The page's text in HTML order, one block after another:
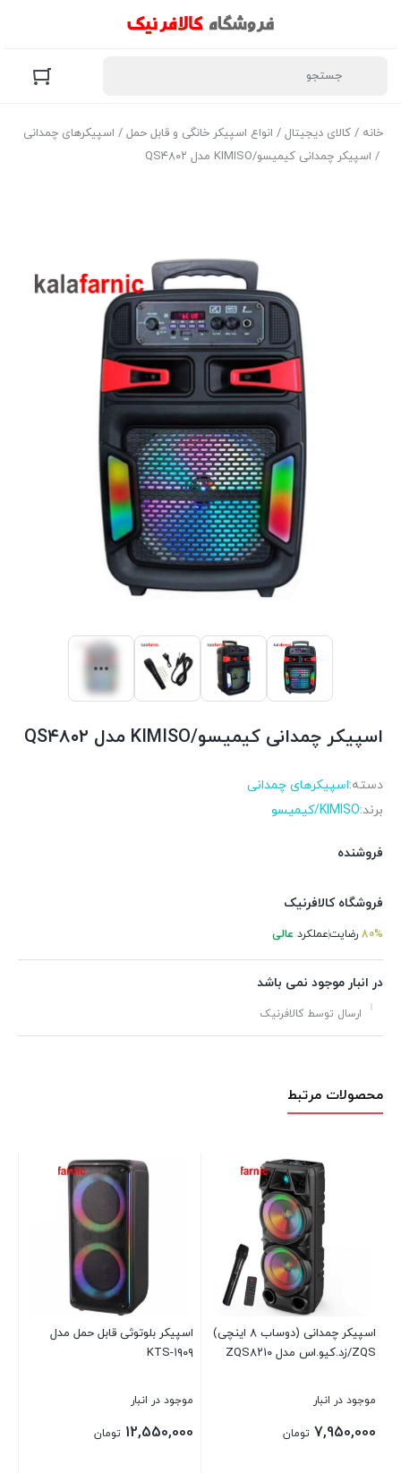
خانه / کالای دیجیتال / انواع اسپیکر خانگی و قابل حمل / اسپیکرهای چمدانی
/ اسپیکر چمدانی کیمیسو/KIMISO مدل QS۴۸۰۲
اسپیکر چمدانی کیمیسو/KIMISO مدل QS۴۸۰۲
دسته:اسپیکرهای چمدانی
برند:KIMISO/کیمیسو
فروشنده
فروشگاه کالافرنیک
80% رضایتعملکرد عالی
در انبار موجود نمی باشد
ارسال توسط کالافرنیک
محصولات مرتبط
اسپیکر چمدانی (دوساب ۸ اینچی)
ZQS/زد.کیو.اس مدل ZQS۸۲۱۰
موجود در انبار
7,950,000 تومان
اسپیکر بلوتوثی قابل حمل مدل
KTS-۱۹۰۹
موجود در انبار
12,550,000 تومان